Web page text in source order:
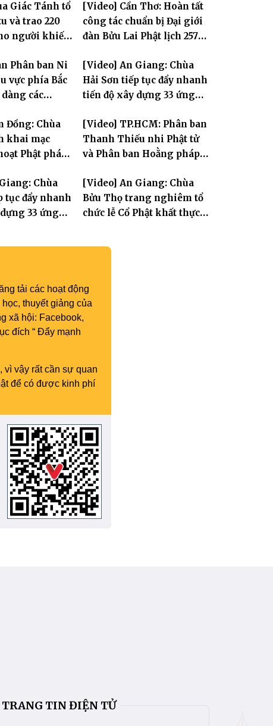
Giác Tánh tổ
và trao 220
người khiếm
[Video] Cần Thơ: Hoàn tất
công tác chuẩn bị Đại giới
đàn Bửu Lai Phật lịch 2570,
đăng đàn cầu giới
Phân ban Ni
vực phía Bắc
các
[Video] An Giang: Chùa
Hải Sơn tiếp tục đẩy nhanh
tiến độ xây dựng 33 ứng
Âm
Đồng: Chùa
khai mạc
Phật pháp
II
[Video] TP.HCM: Phân ban
Thanh Thiếu nhi Phật tử
và Phân ban Hoằng pháp
kết công tác Phật sự nhiệm
kỳ IX (2022 – 2027)
Chùa
tục đẩy nhanh
33 ứng
[Video] An Giang: Chùa
Bửu Thọ trang nghiêm tổ
chức lễ Cổ Phật khất thực
tải các hoạt động
thuyết giảng của
xã hội: Facebook,
đích “ Đẩy mạnh
vì vậy rất cần sự quan
để có được kinh phí
TRANG TIN ĐIỆN TỬ